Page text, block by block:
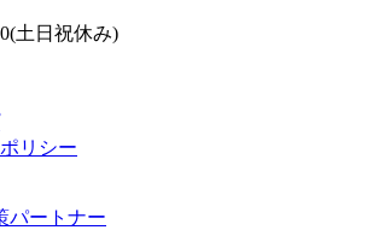
土日祝休み)
リシー
パートナー